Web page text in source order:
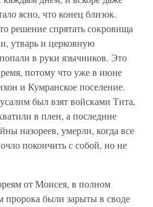
ясно, что конец близок.
решение спрятать сокровища
утварь и церковную
в руки язычников. Это
потому что уже в июне
и Кумранское поселение.
был взят войсками Тита,
в плен, а последние
назореев, умерли, когда все
покончить с собой, но не
от Моисея, в полном
пророка были зарыты в своде